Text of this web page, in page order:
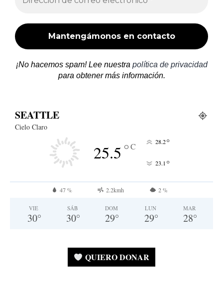
¡No hacemos spam! Lee nuestra política de privacidad
para obtener más información.
SEATTLE
Cielo Claro
25.5°C 28.2°
23.1°
47 % 2.2kmh 2 %
VIE
30°
SÁB
30°
DOM
29°
LUN
29°
MAR
28°
QUIERO DONAR